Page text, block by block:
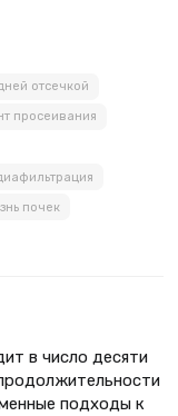
отсечкой
просеивания
почек
в число десяти
подходы к